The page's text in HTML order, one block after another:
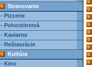
Stravovanie
- Pizzerie
- Pohostinstvá
- Kaviarne
- Reštaurácie
Kultúra
- Kino